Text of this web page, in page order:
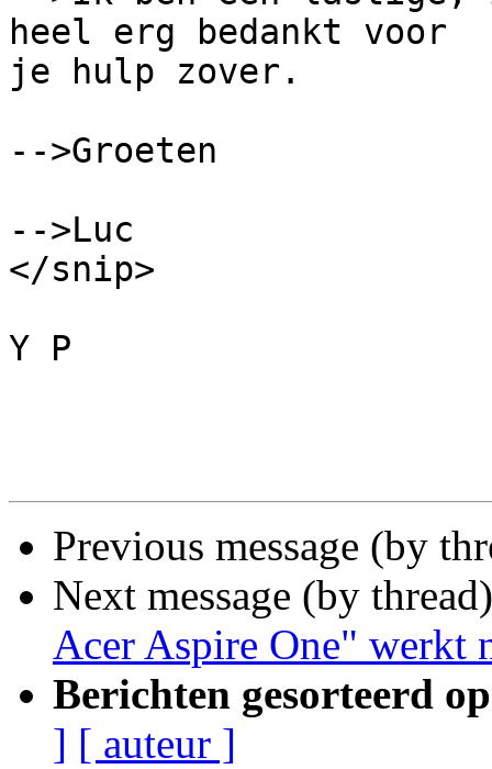
heel erg bedankt voor
je hulp zover.
-->Groeten
-->Luc
</snip>
Y P
Previous message (by
Next message (by
Acer Aspire One" werkt
Berichten gesorteerd
] [ auteur ]